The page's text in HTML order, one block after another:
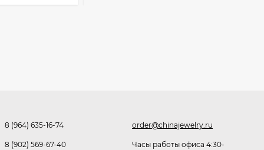
8 (964) 635-16-74
8 (902) 569-67-40
order@chinajewelry.ru
Часы работы офиса 4:30-